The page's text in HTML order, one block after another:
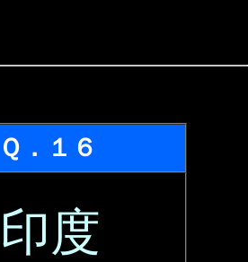
Ｑ．１６
印度